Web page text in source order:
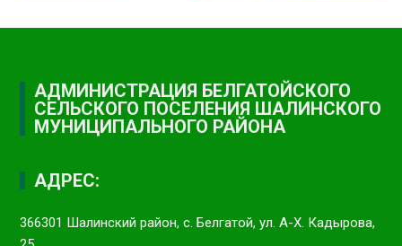
АДМИНИСТРАЦИЯ БЕЛГАТОЙСКОГО
СЕЛЬСКОГО ПОСЕЛЕНИЯ ШАЛИНСКОГО
МУНИЦИПАЛЬНОГО РАЙОНА
АДРЕС:
366301 Шалинский район, с. Белгатой, ул. А-Х. Кадырова,